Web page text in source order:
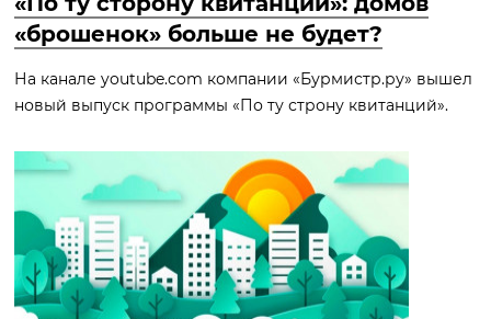
«брошенок» больше не будет?
На канале youtube.com компании «Бурмистр.ру» вышел
новый выпуск программы «По ту строну квитанций».